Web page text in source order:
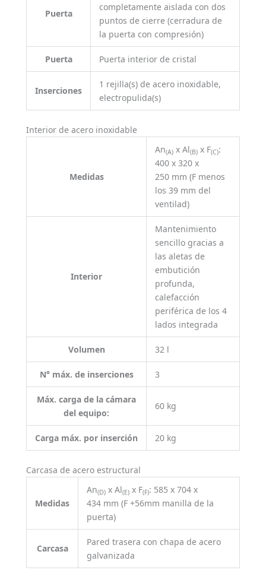
Puerta
completamente aislada con dos
puntos de cierre (cerradura de
la puerta con compresión)
Puerta Puerta interior de cristal
Inserciones
1 rejilla(s) de acero inoxidable,
electropulida(s)
Interior de acero inoxidable
Medidas
An(A) x Al(B) x F(C):
400 x 320 x
250 mm (F menos
los 39 mm del
ventilad)
Interior
Mantenimiento
sencillo gracias a
las aletas de
embutición
profunda,
calefacción
periférica de los 4
lados integrada
Volumen 32 l
N° máx. de inserciones 3
Máx. carga de la cámara
del equipo:
60 kg
Carga máx. por inserción 20 kg
Carcasa de acero estructural
Medidas
An(D) x Al(E) x F(F): 585 x 704 x
434 mm (F +56mm manilla de la
puerta)
Carcasa
Pared trasera con chapa de acero
galvanizada